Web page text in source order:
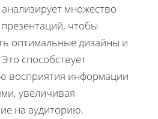
анализирует множество
чтобы
оптимальные дизайны и
Это способствует
восприятия информации
увеличивая
на аудиторию.